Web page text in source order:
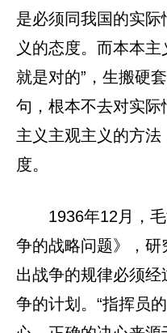
是必须同我国的实际
义的态度。而本本
就是对的”，生搬硬
句，根本不去对实
主义主观主义的方
度。
1936年12月，
争的战略问题》，
出战争的规律必须
争的计划。“指挥员